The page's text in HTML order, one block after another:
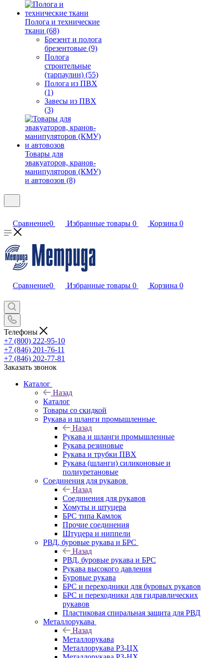
Полога и технические
ткани (68)
Брезент и полога
брезентовые (9)
Полога
строительные
(тарпаулин) (55)
Полога из ПВХ
(1)
Завесы из ПВХ
(3)
Товары для
эвакуаторов, кранов-
манипуляторов (КМУ)
и автовозов (8)
Сравнение0 Избранные товары 0 Корзина 0
Сравнение0 Избранные товары 0 Корзина 0
Телефоны
+7 (800) 222-95-10
+7 (846) 201-76-11
+7 (846) 202-77-81
Заказать звонок
Каталог
Назад
Каталог
Товары со скидкой
Рукава и шланги промышленные
Назад
Рукава и шланги промышленные
Рукава резиновые
Рукава и трубки ПВХ
Рукава (шланги) силиконовые и
полиуретановые
Соединения для рукавов
Назад
Соединения для рукавов
Хомуты и штуцера
БРС типа Камлок
Прочие соединения
Штуцера и ниппели
РВД, буровые рукава и БРС
Назад
РВД, буровые рукава и БРС
Рукава высокого давления
Буровые рукава
БРС и переходники для буровых рукавов
БРС и переходники для гидравлических
рукавов
Пластиковая спиральная защита для РВД
Металлорукава
Назад
Металлорукава
Металлорукава Р3-ЦХ